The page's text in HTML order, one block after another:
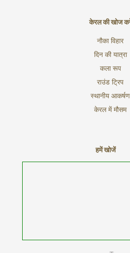
केरल की खोज
नौका विहार
दिन की यात्रा
कला रूप
राउंड ट्रिप
स्थानीय आकर्षण
केरल में मौसम
हमें खोजें